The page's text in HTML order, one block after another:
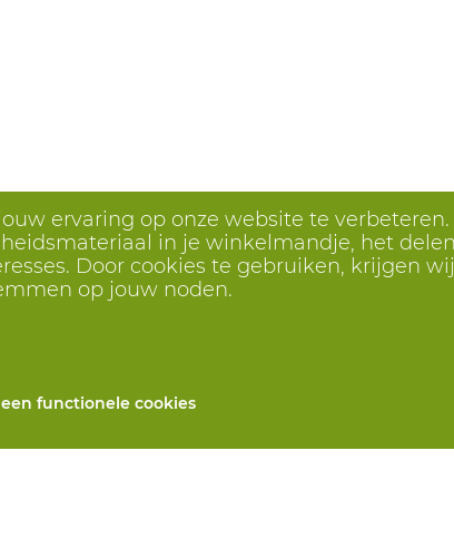
ervaring op onze website te
in je winkelmandje, het
Door cookies te gebruiken, krijgen
op jouw noden.
functionele cookies